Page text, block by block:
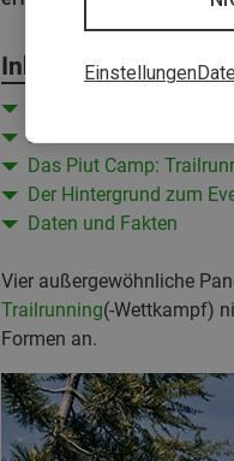
Einstellungen
Inhalt
Die etwas kürzeren
Das Piut Camp:
Der Hintergrund zum
Daten und Fakten
Vier außergewöhnliche
Trailrunning(-Wettkampf)
Formen an.